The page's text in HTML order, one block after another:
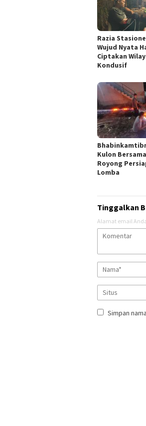
Razia
Wujud Nyata
Ciptakan
Kondusif
Kulon
Royong
Lomba
Tinggalkan
Alamat email
Simpan